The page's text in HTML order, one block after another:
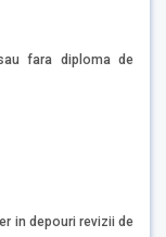
fara diploma de
in depouri revizii de